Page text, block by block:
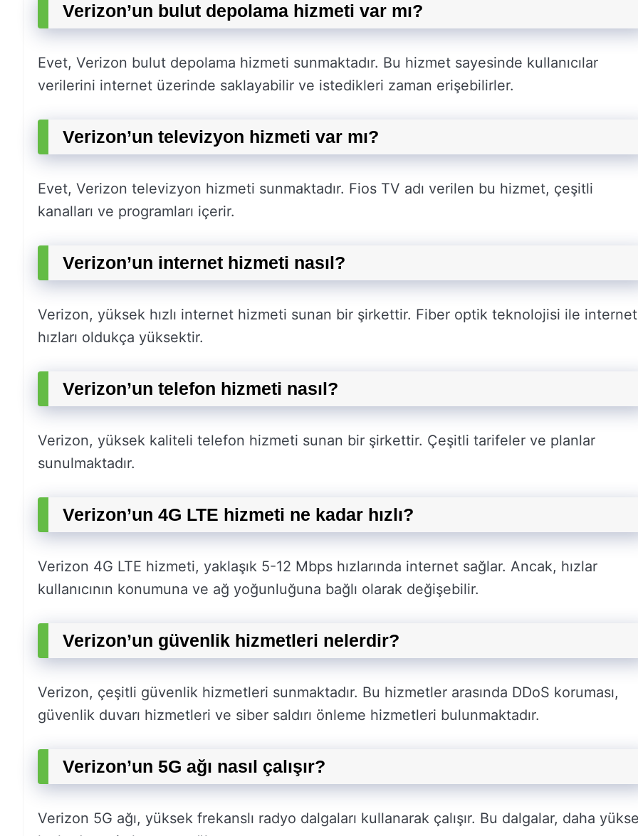
Verizon’un bulut depolama hizmeti var mı?
Evet, Verizon bulut depolama hizmeti sunmaktadır. Bu hizmet sayesinde kullanıcılar
verilerini internet üzerinde saklayabilir ve istedikleri zaman erişebilirler.
Verizon’un televizyon hizmeti var mı?
Evet, Verizon televizyon hizmeti sunmaktadır. Fios TV adı verilen bu hizmet, çeşitli
kanalları ve programları içerir.
Verizon’un internet hizmeti nasıl?
Verizon, yüksek hızlı internet hizmeti sunan bir şirkettir. Fiber optik teknolojisi ile internet
hızları oldukça yüksektir.
Verizon’un telefon hizmeti nasıl?
Verizon, yüksek kaliteli telefon hizmeti sunan bir şirkettir. Çeşitli tarifeler ve planlar
sunulmaktadır.
Verizon’un 4G LTE hizmeti ne kadar hızlı?
Verizon 4G LTE hizmeti, yaklaşık 5-12 Mbps hızlarında internet sağlar. Ancak, hızlar
kullanıcının konumuna ve ağ yoğunluğuna bağlı olarak değişebilir.
Verizon’un güvenlik hizmetleri nelerdir?
Verizon, çeşitli güvenlik hizmetleri sunmaktadır. Bu hizmetler arasında DDoS koruması,
güvenlik duvarı hizmetleri ve siber saldırı önleme hizmetleri bulunmaktadır.
Verizon’un 5G ağı nasıl çalışır?
Verizon 5G ağı, yüksek frekanslı radyo dalgaları kullanarak çalışır. Bu dalgalar, daha